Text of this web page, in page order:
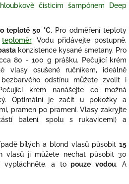
čisticím šampónem Deep
teplotě 50 °C. Pro odměření teploty
teploměr. Vodu přidávejte postupně,
konzistence kysané smetany. Pro
80 - 100 g prášku. Pečující krém
vlasy osušené ručníkem, ideálně
odstínu můžete zvolit i
krém nanášejte co možná
Optimální je začít u pokožky a
pramen po prameni. Vlasy zakryjte
balení, spolu s rukavicemi) a
bílých a blond vlasů působit 15
vlasů ji můžete nechat působit 30
vypláchněte, a topouze vodou. A